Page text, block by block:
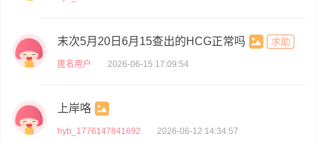
末次5月20日6月15查出的HCG正常吗
匿名用户 2026-06-15 17:09:54
上岸咯
hyb_1776147841692 2026-06-12 14:34:57